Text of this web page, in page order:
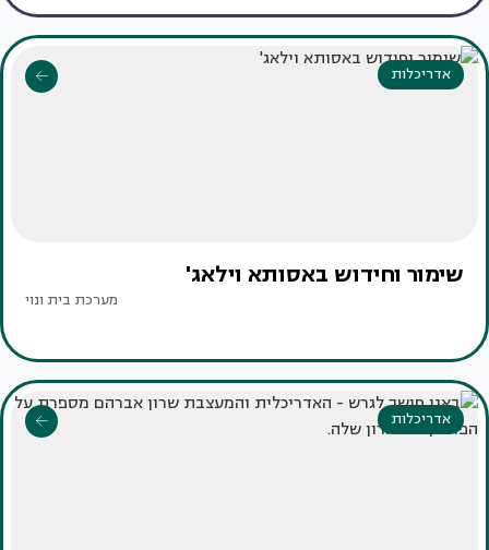
אדריכלות
שימור וחידוש באסותא וילאג'
מערכת בית ונוי
אדריכלות